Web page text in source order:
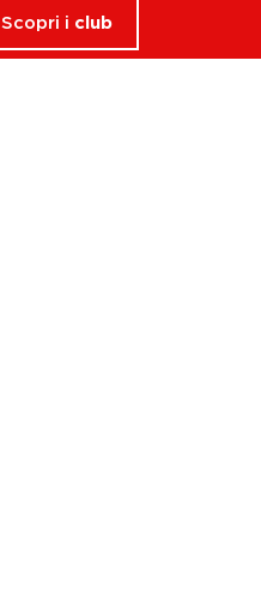
Scopri i club